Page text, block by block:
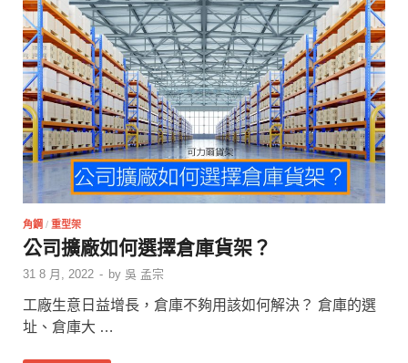
角鋼 / 重型架
公司擴廠如何選擇倉庫貨架？
31 8 月, 2022 - by 吳 孟宗
工廠生意日益增長，倉庫不夠用該如何解決？ 倉庫的選
址、倉庫大 …